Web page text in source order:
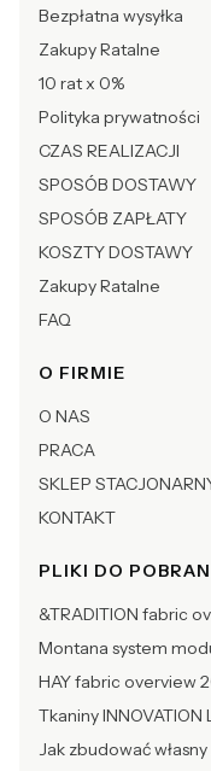
Bezpłatna wysyłka
Zakupy Ratalne
10 rat x 0%
Polityka prywatności
CZAS REALIZACJI
SPOSÓB DOSTAWY
SPOSÓB ZAPŁATY
KOSZTY DOSTAWY
Zakupy Ratalne
FAQ
O FIRMIE
O NAS
PRACA
SKLEP
KONTAKT
PLIKI DO
&TRADITION fabric
Montana system
HAY fabric overview
Tkaniny INNOVATION
Jak zbudować